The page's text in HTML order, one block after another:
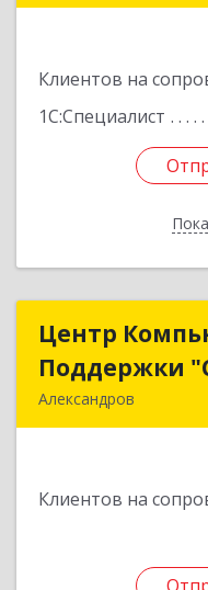
Клиентов на
1С:Специалист
Центр
Поддержки
Александров
Клиентов на